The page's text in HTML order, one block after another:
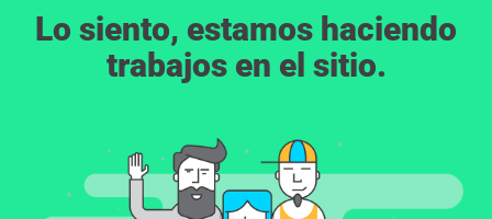
Lo siento, estamos haciendo
trabajos en el sitio.